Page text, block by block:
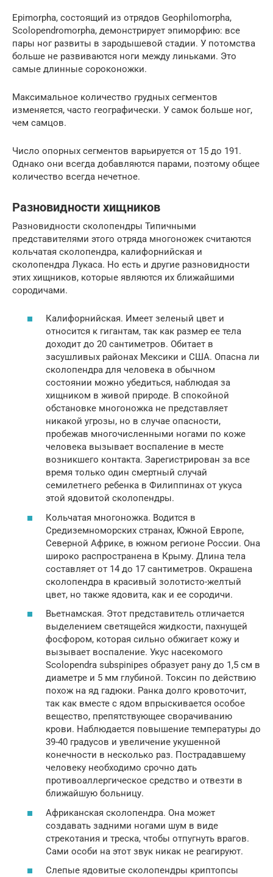
Epimorpha, состоящий из отрядов Geophilomorpha,
Scolopendromorpha, демонстрирует эпиморфию: все
пары ног развиты в зародышевой стадии. У потомства
больше не развиваются ноги между линьками. Это
самые длинные сороконожки.
Максимальное количество грудных сегментов
изменяется, часто географически. У самок больше ног,
чем самцов.
Число опорных сегментов варьируется от 15 до 191.
Однако они всегда добавляются парами, поэтому общее
количество всегда нечетное.
Разновидности хищников
Разновидности сколопендры Типичными
представителями этого отряда многоножек считаются
кольчатая сколопендра, калифорнийская и
сколопендра Лукаса. Но есть и другие разновидности
этих хищников, которые являются их ближайшими
сородичами.
Калифорнийская. Имеет зеленый цвет и
относится к гигантам, так как размер ее тела
доходит до 20 сантиметров. Обитает в
засушливых районах Мексики и США. Опасна ли
сколопендра для человека в обычном
состоянии можно убедиться, наблюдая за
хищником в живой природе. В спокойной
обстановке многоножка не представляет
никакой угрозы, но в случае опасности,
пробежав многочисленными ногами по коже
человека вызывает воспаление в месте
возникшего контакта. Зарегистрирован за все
время только один смертный случай
семилетнего ребенка в Филиппинах от укуса
этой ядовитой сколопендры.
Кольчатая многоножка. Водится в
Средиземноморских странах, Южной Европе,
Северной Африке, в южном регионе России. Она
широко распространена в Крыму. Длина тела
составляет от 14 до 17 сантиметров. Окрашена
сколопендра в красивый золотисто-желтый
цвет, но также ядовита, как и ее сородичи.
Вьетнамская. Этот представитель отличается
выделением светящейся жидкости, пахнущей
фосфором, которая сильно обжигает кожу и
вызывает воспаление. Укус насекомого
Scolopendra subspinipes образует рану до 1,5 см в
диаметре и 5 мм глубиной. Токсин по действию
похож на яд гадюки. Ранка долго кровоточит,
так как вместе с ядом впрыскивается особое
вещество, препятствующее сворачиванию
крови. Наблюдается повышение температуры до
39-40 градусов и увеличение укушенной
конечности в несколько раз. Пострадавшему
человеку необходимо срочно дать
противоаллергическое средство и отвезти в
ближайшую больницу.
Африканская сколопендра. Она может
создавать задними ногами шум в виде
стрекотания и треска, чтобы отпугнуть врагов.
Сами особи на этот звук никак не реагируют.
Слепые ядовитые сколопендры криптопсы